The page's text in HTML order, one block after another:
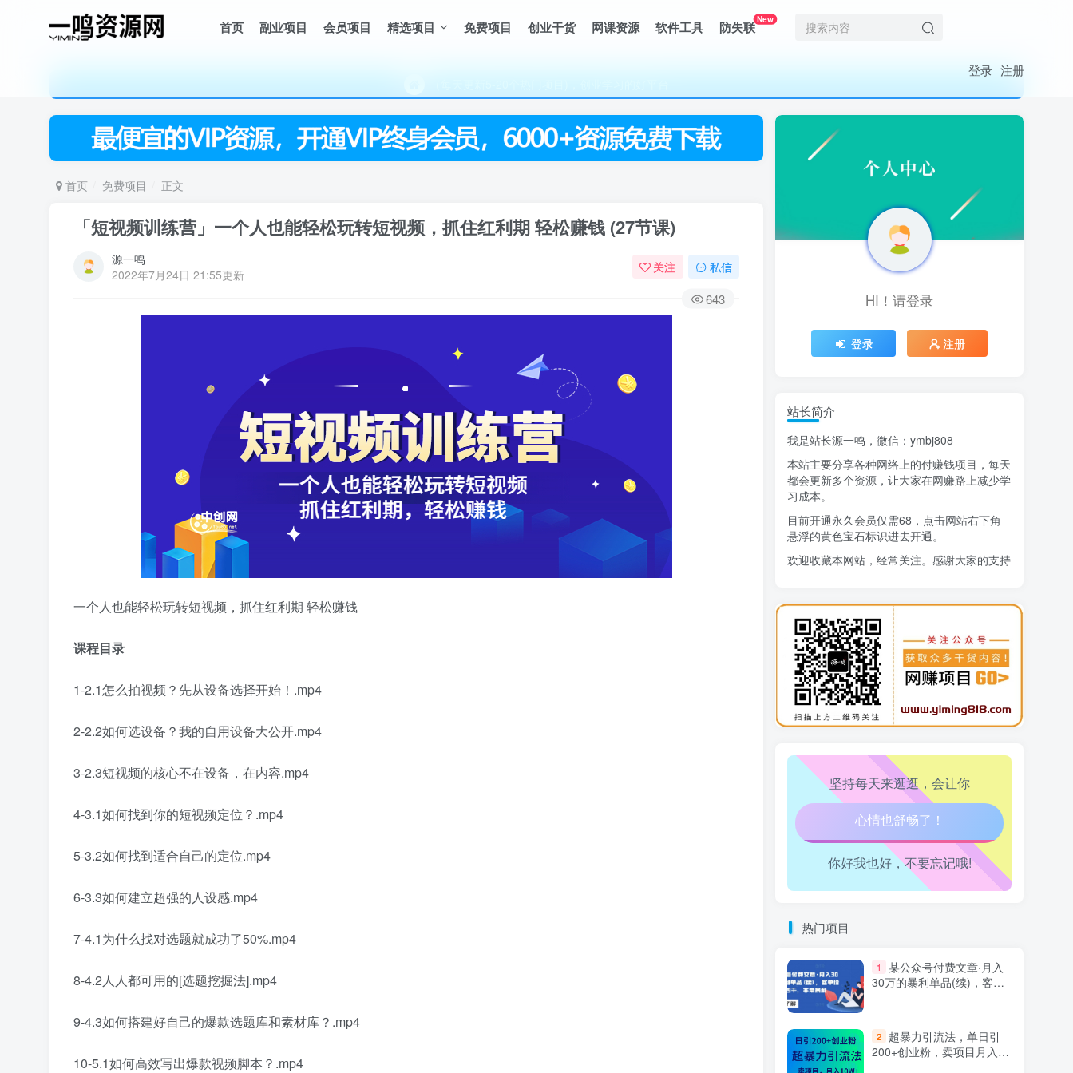
首页 副业项目 会员项目 精选项目 免费项目 创业干货 网课资源 软件工具 防失联New
登录 注册
（每天更新5-20个热门项目)，创业学习的好平台
欢迎访问一鸣资源网，本站汇集数千网创课程和项目
首页 免费项目 正文
「短视频训练营」一个人也能轻松玩转短视频，抓住红利期 轻松赚钱 (27节课)
源一鸣
2022年7月24日 21:55更新
关注 私信
643
一个人也能轻松玩转短视频，抓住红利期 轻松赚钱
课程目录
1-2.1怎么拍视频？先从设备选择开始！.mp4
2-2.2如何选设备？我的自用设备大公开.mp4
3-2.3短视频的核心不在设备，在内容.mp4
4-3.1如何找到你的短视频定位？.mp4
5-3.2如何找到适合自己的定位.mp4
6-3.3如何建立超强的人设感.mp4
7-4.1为什么找对选题就成功了50%.mp4
8-4.2人人都可用的[选题挖掘法].mp4
9-4.3如何搭建好自己的爆款选题库和素材库？.mp4
10-5.1如何高效写出爆款视频脚本？.mp4
HI！请登录
登录 注册
精选项目
1 AI短视频流量变现：APP拉新
2 小红书虚拟电商14天变现训练营
7月万粉技术教程（手动或者配合科技）
4 阿拉丁-小红书虚拟店铺SOP保姆级教程
5 7天学会抖音卖房：从月薪5千到年入百万，新时代房产经纪人必备技能
寻宝之旅课程：搞钱训练营
8 DeepSeek提示词大全
9 AI+逛逛薅免费流，淘宝逛逛短视频带货
10 万三-东南亚跨境tk小店运营课
HI！请登录
登录 注册
站长简介
我是站长源一鸣，微信：ymbj808
本站主要分享各种网络上的付赚钱项目，每天
都会更新多个资源，让大家在网赚路上减少学
习成本。
目前开通永久会员仅需68，点击网站右下角
悬浮的黄色宝石标识进去开通。
欢迎收藏本网站，经常关注。感谢大家的支持
坚持每天来逛逛，会让你
生活也美好了！
心情也舒畅了！
走路也有劲了！
腰也不酸了！
工作也轻松了！
你好我也好，不要忘记哦!
热门项目
1
某公众号付费文章·月入
30万的暴利单品(续)，客单
2
超暴力引流法，单日引
200+创业粉，卖项目月入10